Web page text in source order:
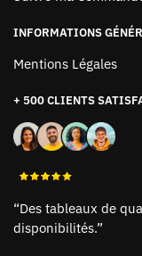
INFORMATIONS
Mentions Légales
+ 500 CLIENTS
“Des tableaux de
disponibilités.”